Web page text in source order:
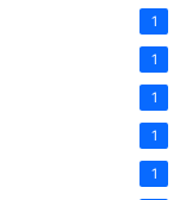
1
1
1
1
1